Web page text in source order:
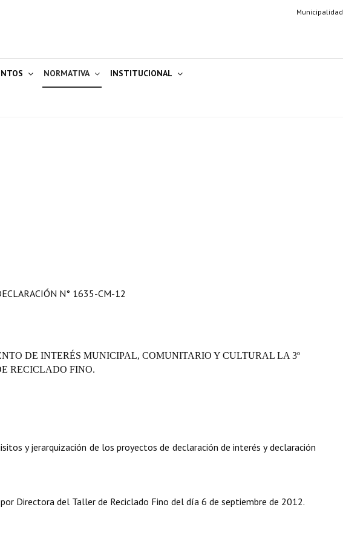
Municipalidad
NORMATIVA INSTITUCIONAL
N° 1635-CM-12
DE INTERÉS MUNICIPAL, COMUNITARIO Y CULTURAL LA 3º
RECICLADO FINO.
y jerarquización de los proyectos de declaración de interés y declaración
Directora del Taller de Reciclado Fino del día 6 de septiembre de 2012.